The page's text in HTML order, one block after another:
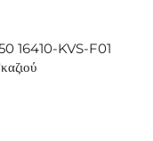
16410-KVS-F01